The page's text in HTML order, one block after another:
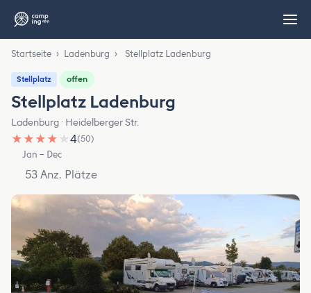
Startseite › Ladenburg › Stellplatz Ladenburg
Stellplatz offen
Stellplatz Ladenburg
Ladenburg · Heidelberger Str.
★ ★ ★ ★ ★4(50)
Jan – Dec
53 Anz. Plätze